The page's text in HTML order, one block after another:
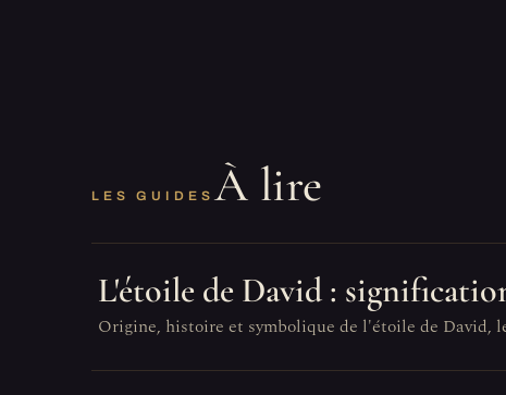
LES GUIDES À lire
L'étoile de David :
Origine, histoire et symbolique de l'étoile de David,